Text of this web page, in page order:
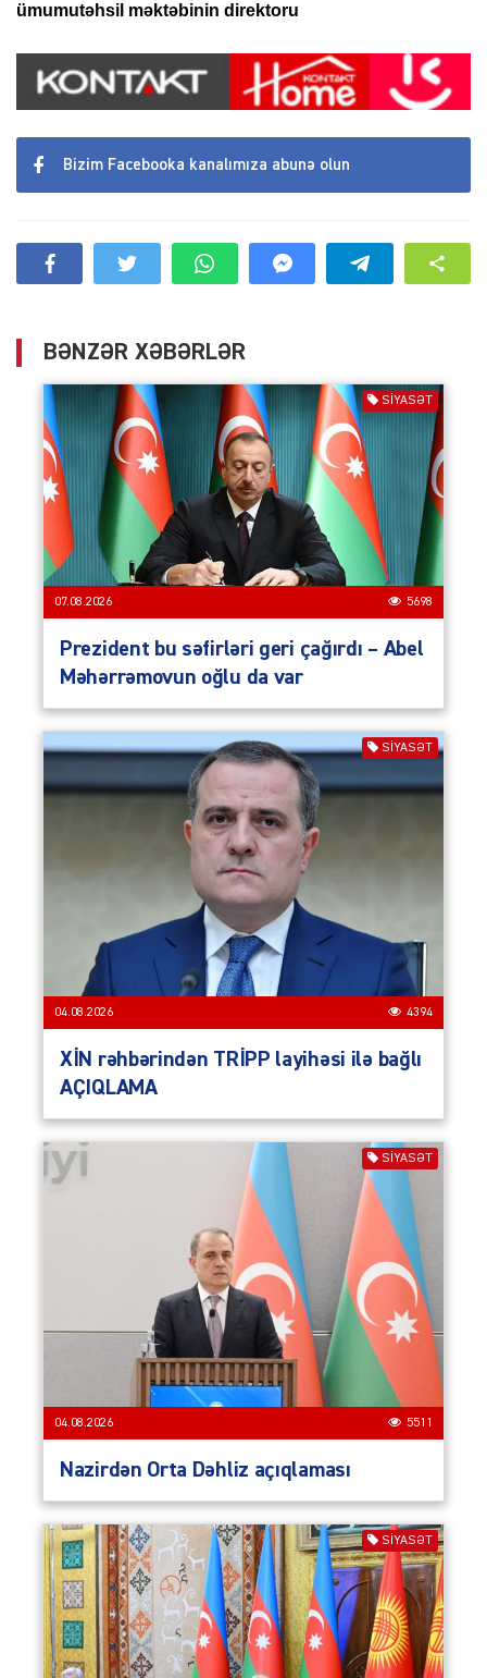
ümumutəhsil məktəbinin direktoru
Bizim Facebooka kanalımıza abunə olun
BƏNZƏR XƏBƏRLƏR
SIYASƏT
07.08.2026 5698
Prezident bu səfirləri geri çağırdı – Abel
Məhərrəmovun oğlu da var
SIYASƏT
04.08.2026 4394
XİN rəhbərindən TRİPP layihəsi ilə bağlı
AÇIQLAMA
SIYASƏT
04.08.2026 5511
Nazirdən Orta Dəhliz açıqlaması
SIYASƏT